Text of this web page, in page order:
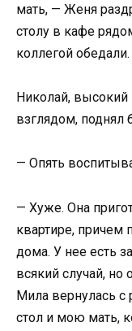
мать, — Женя
столу в кафе
коллегой обедали.
Николай,
взглядом, поднял
— Опять
— Хуже. Она
квартире, причем
дома. У нее есть
всякий случай, но
Мила вернулась
стол и мою мать,